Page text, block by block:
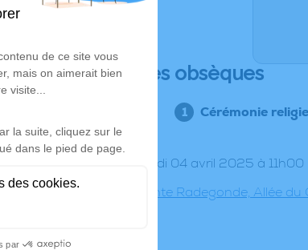
Déroulé des obsèques
Cérémonie
Le vendredi 04 avril 2025 à 11h00
Eglise Sainte Radegonde, Allée